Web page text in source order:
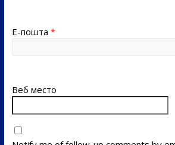
Е-пошта *
Веб место